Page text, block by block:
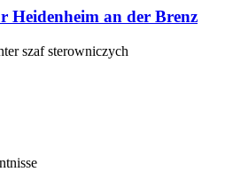
Heidenheim an der Brenz
szaf sterowniczych